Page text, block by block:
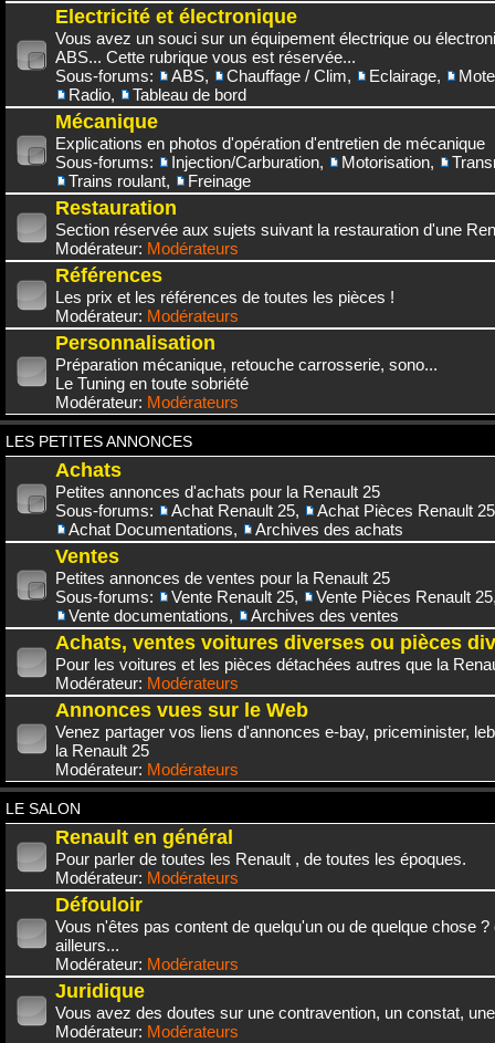
Electricité et électronique
Vous avez un souci sur un équipement électrique ou
ABS... Cette rubrique vous est réservée...
Sous-forums:
ABS, Chauffage / Clim, Eclairage,
Radio, Tableau de bord
Mécanique
Explications en photos d'opération d'entretien de mécanique
Sous-forums:
Injection/Carburation, Motorisation,
Trains roulant, Freinage
Restauration
Section réservée aux sujets suivant la restauration d'une
Modérateur: Modérateurs
Références
Les prix et les références de toutes les pièces !
Modérateur: Modérateurs
Personnalisation
Préparation mécanique, retouche carrosserie, sono...
Le Tuning en toute sobriété
Modérateur: Modérateurs
LES PETITES ANNONCES
Achats
Petites annonces d'achats pour la Renault 25
Sous-forums:
Achat Renault 25,
Achat Pièces Renault 25
Achat Documentations, Archives des achats
Ventes
Petites annonces de ventes pour la Renault 25
Sous-forums:
Vente Renault 25, Vente Pièces Renault 25
Vente documentations, Archives des ventes
Achats, ventes voitures diverses ou pièces
Pour les voitures et les pièces détachées autres que la
Modérateur: Modérateurs
Annonces vues sur le Web
Venez partager vos liens d'annonces e-bay, priceminister,
la Renault 25
Modérateur: Modérateurs
LE SALON
Renault en général
Pour parler de toutes les Renault , de toutes les époques.
Modérateur: Modérateurs
Défouloir
Vous n'êtes pas content de quelqu'un ou de quelque chose
ailleurs...
Modérateur: Modérateurs
Juridique
Vous avez des doutes sur une contravention, un constat,
Modérateur: Modérateurs